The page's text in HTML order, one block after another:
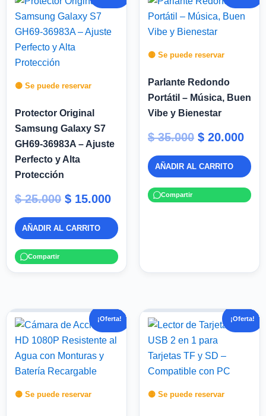
🟡 Se puede reservar
Protector Original
Samsung Galaxy S7
GH69-36983A – Ajuste
Perfecto y Alta
Protección
$25.000
precio
original
era:
$ 25.000.
$ 15.000
precio
es:
$ 15.000.
AÑADIR AL CARRITO
Compartir
🟡 Se puede reservar
Parlante Redondo
Portátil – Música, Buen
Vibe y Bienestar
$35.000
precio
original
era:
$ 35.000.
$ 20.000
AÑADIR AL CARRITO
Compartir
¡Oferta!
🟡 Se puede reservar
El
precio
original
era:
$ 120.000.
El
precio
actual
$ 99.900.
¡Oferta!
🟡 Se puede reservar
El
precio
original
era:
$ 37.000.
El